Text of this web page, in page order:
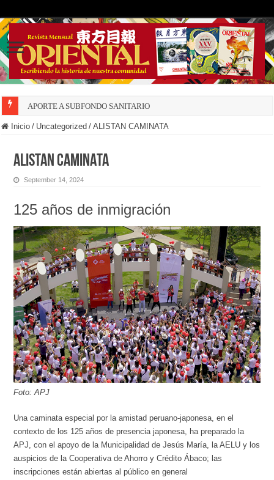
APORTE A SUBFONDO SANITARIO
Inicio / Uncategorized / ALISTAN CAMINATA
ALISTAN CAMINATA
September 14, 2024
125 años de inmigración
Foto: APJ
Una caminata especial por la amistad peruano-japonesa, en el
contexto de los 125 años de presencia japonesa, ha preparado la
APJ, con el apoyo de la Municipalidad de Jesús María, la AELU y los
auspicios de la Cooperativa de Ahorro y Crédito Ábaco; las
inscripciones están abiertas al público en general